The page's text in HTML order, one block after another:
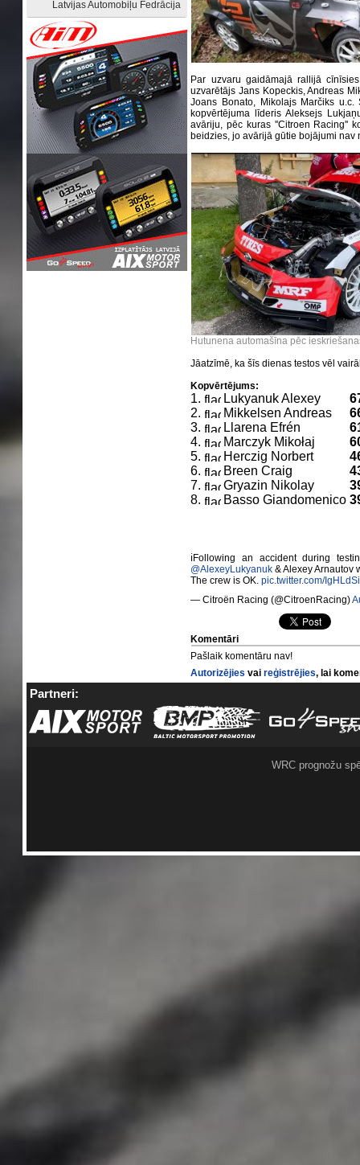
Latvijas Automobiļu Fedrācija
Par uzvaru gaidāmajā rallijā
uzvarētājs Jans Kopeckis, Andreas
Joans Bonato, Mikolajs Marčiks
kopvērtējuma līderis Aleksejs
avāriju, pēc kuras ''Citroen Racing''
beidzies, jo avārijā gūtie bojājumi nav
Hutunena automašīna pēc
Jāatzīmē, ka šīs dienas testos vēl
Kopvērtējums:
1. Lukyanuk Alexey
2.
Mikkelsen Andreas
3.
Llarena Efrén
4.
Marczyk Mikołaj
5.
Herczig Norbert
6.
Breen Craig
7.
Gryazin Nikolay
8.
Basso Giandomenico
ℹ️Following an accident during
@AlexeyLukyanuk & Alexey Arnautov
The crew is OK.pic.twitter.com/
— Citroën Racing (@CitroenRacing)
Komentāri
Pašlaik komentāru nav!
Autorizējies vaireģistrējies, lai
Partneri:
WRC prognožu